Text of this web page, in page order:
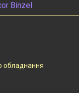
Binzel
обладнання